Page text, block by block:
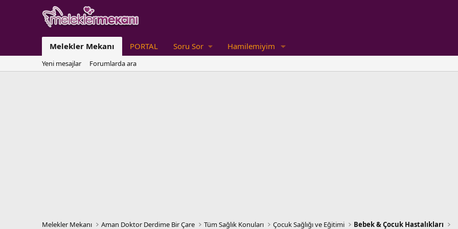
Melekler Mekanı PORTAL Soru Sor Hamilemiyim
Yeni mesajlar Forumlarda ara
Melekler Mekanı Aman Doktor Derdime Bir Çare Tüm Sağlık Konuları Çocuk Sağlığı ve Eğitimi Bebek & Çocuk Hastalıkları